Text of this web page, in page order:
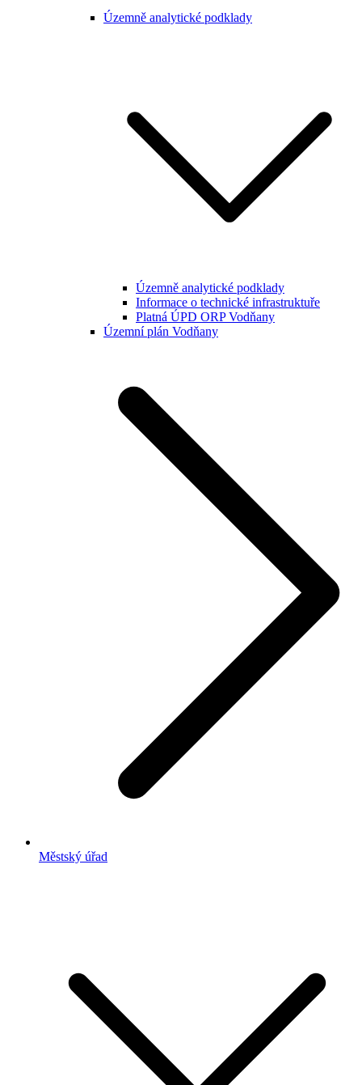
Územně analytické podklady
Územně analytické podklady
Informace o technické infrastruktuře
Platná ÚPD ORP Vodňany
Územní plán Vodňany
Městský úřad